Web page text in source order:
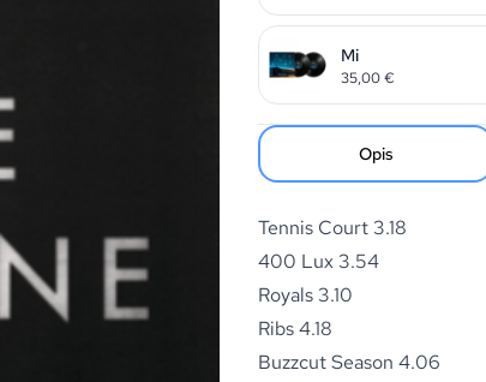
Mi
35,00€
Opis
Tennis Court 3.18
400 Lux 3.54
Royals 3.10
Ribs 4.18
Buzzcut Season 4.06